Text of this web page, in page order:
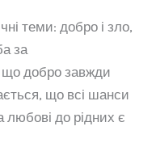
теми: добро і зло,
за
що добро завжди
що всі шанси
любові до рідних є